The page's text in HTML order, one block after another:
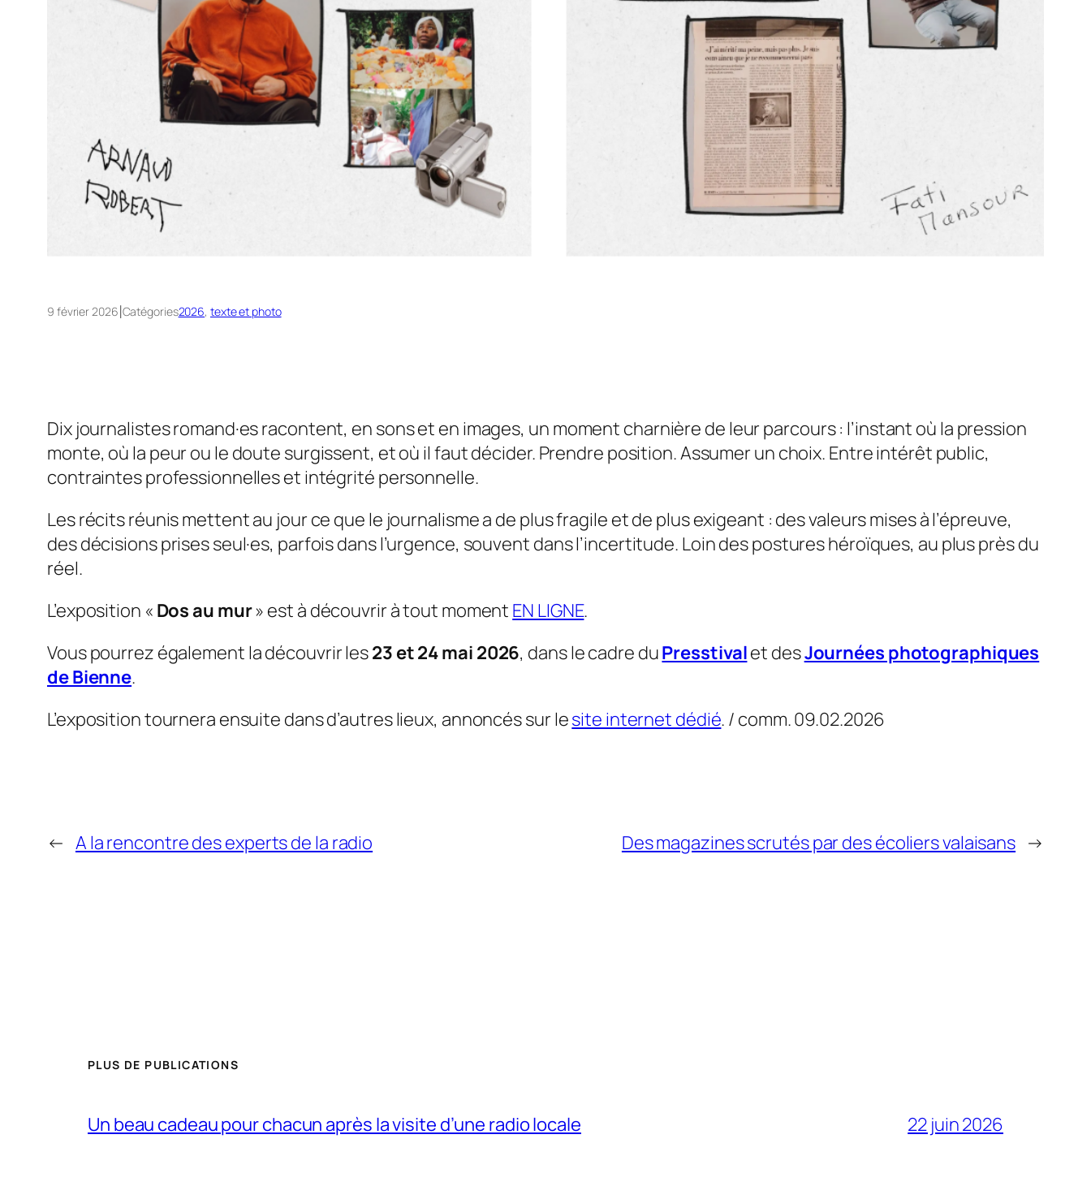
9 février 2026|Catégories2026, texte et photo
Dix journalistes romand·es racontent, en sons et en images, un moment charnière de leur parcours : l’instant où la pression
monte, où la peur ou le doute surgissent, et où il faut décider. Prendre position. Assumer un choix. Entre intérêt public,
contraintes professionnelles et intégrité personnelle.
Les récits réunis mettent au jour ce que le journalisme a de plus fragile et de plus exigeant : des valeurs mises à l’épreuve,
des décisions prises seul·es, parfois dans l’urgence, souvent dans l’incertitude. Loin des postures héroïques, au plus près du
réel.
L’exposition « Dos au mur» est à découvrir à tout moment EN LIGNE.
Vous pourrez également la découvrir les23 et 24 mai 2026, dans le cadre duPresstivalet desJournées photographiques
de Bienne.
L’exposition tournera ensuite dans d’autres lieux, annoncés sur lesite internet dédié. / comm. 09.02.2026
← A la rencontre des experts de la radio Des magazines scrutés par des écoliers valaisans →
PLUS DE PUBLICATIONS
Un beau cadeau pour chacun après la visite d’une radio locale 22 juin 2026